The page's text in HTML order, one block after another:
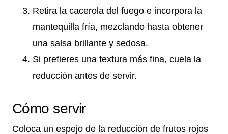
Retira la cacerola del fuego e incorpora la
mantequilla fría, mezclando hasta obtener
una salsa brillante y sedosa.
Si prefieres una textura más fina, cuela la
reducción antes de servir.
Cómo servir
Coloca un espejo de la reducción de frutos rojos